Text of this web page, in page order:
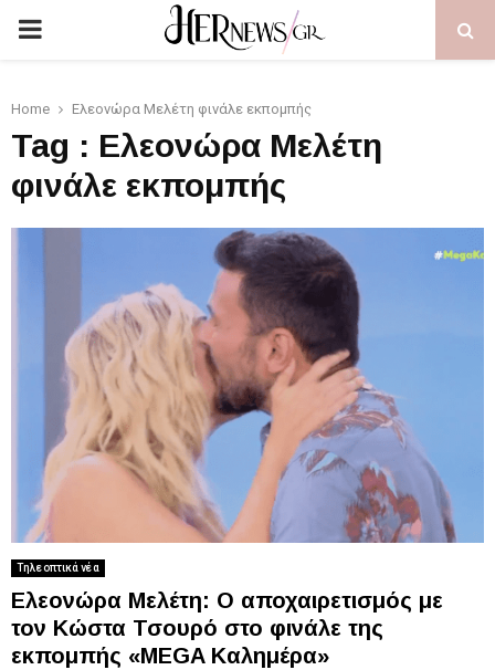
PRIMARY
Home Ελεονώρα Μελέτη φινάλε εκπομπής
Tag : Ελεονώρα Μελέτη
φινάλε εκπομπής
Τηλεοπτικά νέα
Ελεονώρα Μελέτη: Ο αποχαιρετισμός με
τον Κώστα Τσουρό στο φινάλε της
εκπομπής «MEGA Καλημέρα»